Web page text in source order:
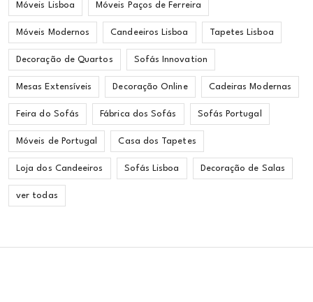
Móveis Lisboa Móveis Paços de Ferreira
Móveis Modernos Candeeiros Lisboa Tapetes Lisboa
Decoração de Quartos Sofás Innovation
Mesas Extensíveis Decoração Online Cadeiras Modernas
Feira do Sofás Fábrica dos Sofás Sofás Portugal
Móveis de Portugal Casa dos Tapetes
Loja dos Candeeiros Sofás Lisboa Decoração de Salas
ver todas